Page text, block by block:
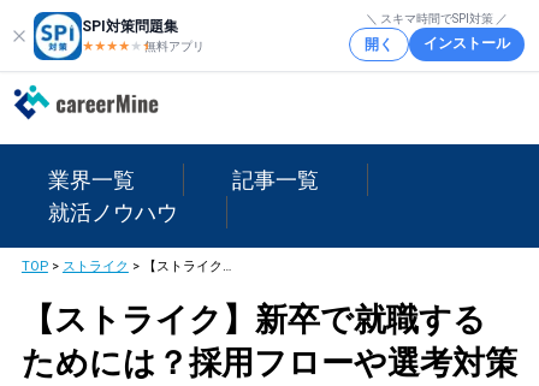
SPI対策問題集
★★★★ ★★
無料アプリ
＼ スキマ時間でSPI対策 ／
開く インストール
業界一覧
記事一覧
就活ノウハウ
TOP> ストライク > 【ストライク】新卒で就職するためには？採用フローや選考対策を徹底解説！
【ストライク】新卒で就職する
ためには？採用フローや選考対策